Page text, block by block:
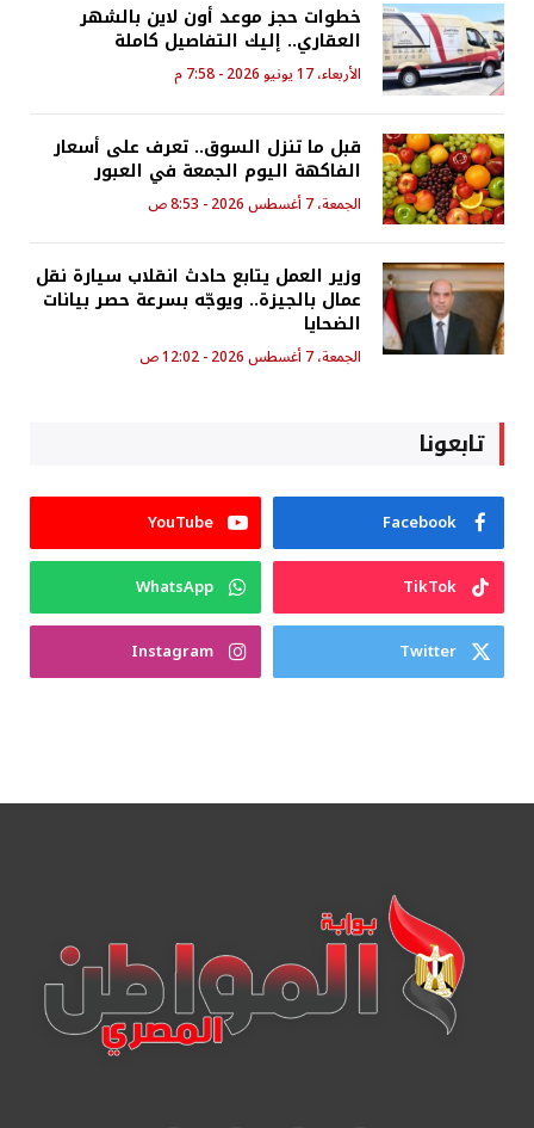
خطوات حجز موعد أون لاين بالشهر
العقاري.. إليك التفاصيل كاملة
الأربعاء، 17 يونيو 2026 - 7:58 م
قبل ما تنزل السوق.. تعرف على أسعار
الفاكهة اليوم الجمعة في العبور
الجمعة، 7 أغسطس 2026 - 8:53 ص
وزير العمل يتابع حادث انقلاب سيارة نقل
عمال بالجيزة.. ويوجّه بسرعة حصر بيانات
الضحايا
الجمعة، 7 أغسطس 2026 - 12:02 ص
تابعونا
Facebook
YouTube
TikTok
WhatsApp
Twitter
Instagram